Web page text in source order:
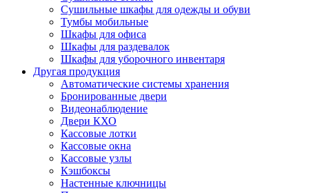
Сушильные шкафы для одежды и обуви
Тумбы мобильные
Шкафы для офиса
Шкафы для раздевалок
Шкафы для уборочного инвентаря
Другая продукция
Автоматические системы хранения
Бронированные двери
Видеонаблюдение
Двери КХО
Кассовые лотки
Кассовые окна
Кассовые узлы
Кэшбоксы
Настенные ключницы